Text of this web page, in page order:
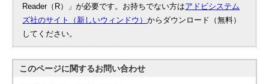
Reader（R）」が必要です。お持ちでない方はアドビシステム
ズ社のサイト（新しいウィンドウ）からダウンロード（無料）
してください。
このページに関するお問い合わせ